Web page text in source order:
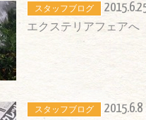
スタッフブログ
エクステリアフェアへ
スタッフブログ 2015.6.8